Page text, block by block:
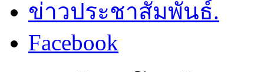
ข่าวประชาสัมพันธ์.
Facebook